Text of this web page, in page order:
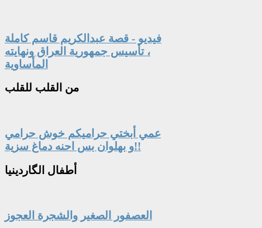
فيديو - قصة عبدالكريم قاسم كاملة
، تأسيس جمهورية العراق ونهايته
المأساوية
من القلب للقلب
عمي أبختي حراميكم خوش حرامي
و بهلوان بس احنه دماغ سزية!!
أطفال الگاردينيا
العصفور الصغير والشجرة العجوز